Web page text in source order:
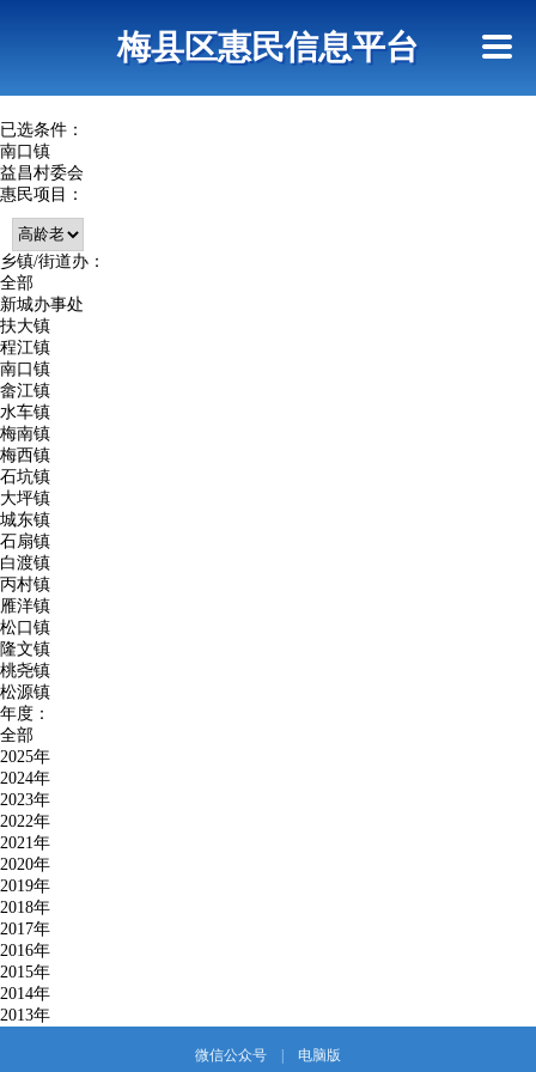
查询指引梅县区惠民信息平台
已选条件：
南口镇
益昌村委会
惠民项目：
乡镇/街道办：
全部
新城办事处
扶大镇
程江镇
南口镇
畲江镇
水车镇
梅南镇
梅西镇
石坑镇
大坪镇
城东镇
石扇镇
白渡镇
丙村镇
雁洋镇
松口镇
隆文镇
桃尧镇
松源镇
年度：
全部
2025年
2024年
2023年
2022年
2021年
2020年
2019年
2018年
2017年
2016年
2015年
2014年
2013年
微信公众号 电脑版